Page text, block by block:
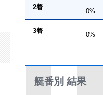
2着
0%
3着
0%
艇番別 結果